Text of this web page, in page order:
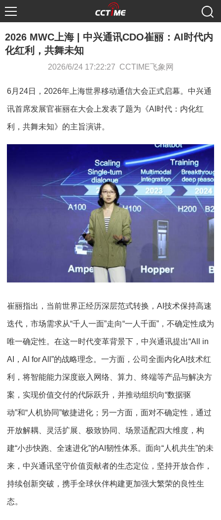
2026 MWC上海 | 中兴通讯CDO崔丽：AI时代内
化红利，共舞未知
2026/6/24 17:22:27 CCTIME飞象网
6月24日，2026年上海世界移动通信大会正式启幕。中兴通
讯首席发展官崔丽在大会上发表了题为《AI时代：内化红
利，共舞未知》的主旨演讲。
崔丽指出，当前世界正经历深层范式转换，AI技术保持高速
迭代，市场需求从“千人一面”走向“一人千面”，不确定性成为
唯一确定性。在这一时代变革背景下，中兴通讯提出“All in
AI，AI for All”的战略理念。一方面，公司全面内化AI技术红
利，将智能能力深度嵌入网络、算力、终端等产品与解决方
案，实现价值交付的代际跃升，并推动组织向“数据驱
动”和“人机协同”敏捷进化；另一方面，面对不确定性，通过
开放解耦、灵活扩展、极致协同、场景适配四大维度，构
建“小步快跑、全速进化”的AI韧性体系。面向“人机共生”的未
来，中兴通讯坚守价值贡献者的生态定位，坚持开放合作，
持续创新突破，携手全球伙伴构建更加强大繁荣的良性生
态。